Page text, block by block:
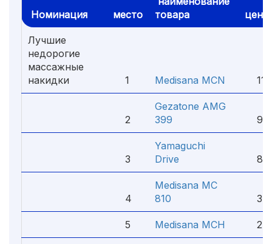
Номинация место
товара
цена
Лучшие
недорогие
массажные
накидки
1 Medisana MCN 11
2
Gezatone AMG
399
9
3
Yamaguchi
Drive
8
4
Medisana MC
810
3
5 Medisana MCH 2